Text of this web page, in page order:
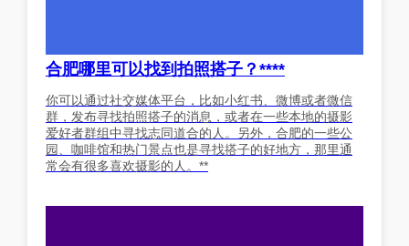
合肥哪里可以找到拍照搭子？****
你可以通过社交媒体平台，比如小红书、微博或者微信
群，发布寻找拍照搭子的消息，或者在一些本地的摄影
爱好者群组中寻找志同道合的人。另外，合肥的一些公
园、咖啡馆和热门景点也是寻找搭子的好地方，那里通
常会有很多喜欢摄影的人。**